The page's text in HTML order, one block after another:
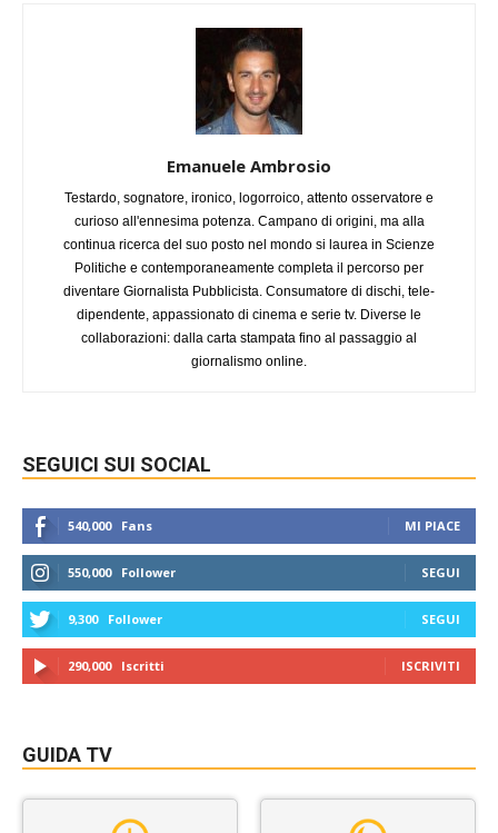
Emanuele Ambrosio
Testardo, sognatore, ironico, logorroico, attento osservatore e
curioso all'ennesima potenza. Campano di origini, ma alla
continua ricerca del suo posto nel mondo si laurea in Scienze
Politiche e contemporaneamente completa il percorso per
diventare Giornalista Pubblicista. Consumatore di dischi, tele-
dipendente, appassionato di cinema e serie tv. Diverse le
collaborazioni: dalla carta stampata fino al passaggio al
giornalismo online.
SEGUICI SUI SOCIAL
540,000 Fans MI PIACE
550,000 Follower SEGUI
9,300 Follower SEGUI
290,000 Iscritti ISCRIVITI
GUIDA TV